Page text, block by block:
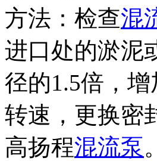
方法：检查混
进口处的淤泥
径的1.5倍，
转速，更换密
高扬程混流泵。